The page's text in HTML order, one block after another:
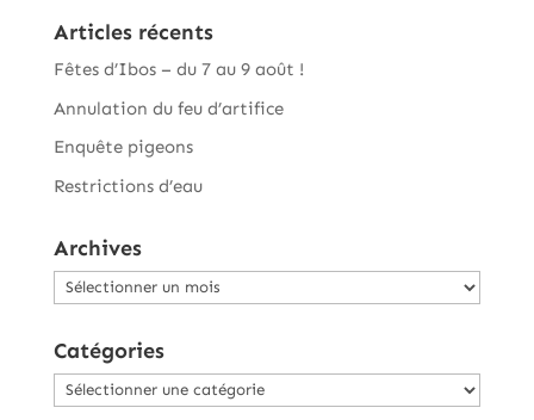
Articles récents
Fêtes d’Ibos – du 7 au 9 août !
Annulation du feu d’artifice
Enquête pigeons
Restrictions d’eau
Archives
Archives
Catégories
Catégories